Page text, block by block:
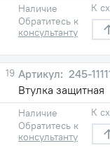
Наличие
Обратитесь к
консультанту
К
19
245-
Втулка защитная
Наличие
Обратитесь к
консультанту
К